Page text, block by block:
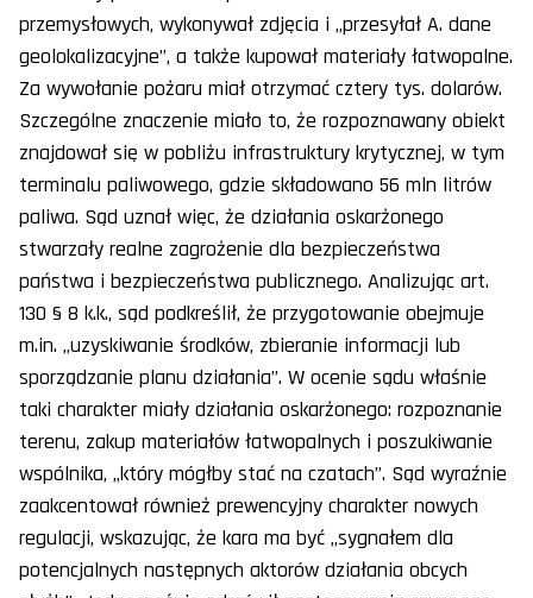
przemysłowych, wykonywał zdjęcia i „przesyłał A. dane
geolokalizacyjne”, a także kupował materiały łatwopalne.
Za wywołanie pożaru miał otrzymać cztery tys. dolarów.
Szczególne znaczenie miało to, że rozpoznawany obiekt
znajdował się w pobliżu infrastruktury krytycznej, w tym
terminalu paliwowego, gdzie składowano 56 mln litrów
paliwa. Sąd uznał więc, że działania oskarżonego
stwarzały realne zagrożenie dla bezpieczeństwa
państwa i bezpieczeństwa publicznego. Analizując art.
130 § 8 k.k., sąd podkreślił, że przygotowanie obejmuje
m.in. „uzyskiwanie środków, zbieranie informacji lub
sporządzanie planu działania”. W ocenie sądu właśnie
taki charakter miały działania oskarżonego: rozpoznanie
terenu, zakup materiałów łatwopalnych i poszukiwanie
wspólnika, „który mógłby stać na czatach”. Sąd wyraźnie
zaakcentował również prewencyjny charakter nowych
regulacji, wskazując, że kara ma być „sygnałem dla
potencjalnych następnych aktorów działania obcych